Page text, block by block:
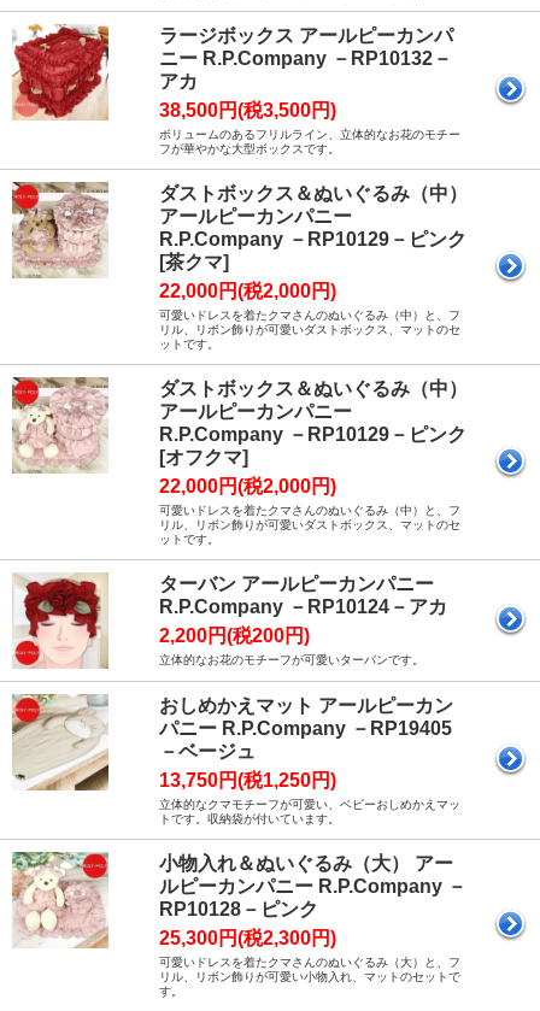
ラージボックス アールピーカンパ
ニー R.P.Company －RP10132－
アカ
38,500円(税3,500円)
ボリュームのあるフリルライン、立体的なお花のモチー
フが華やかな大型ボックスです。
ダストボックス＆ぬいぐるみ（中）
アールピーカンパニー
R.P.Company －RP10129－ピンク
[茶クマ]
22,000円(税2,000円)
可愛いドレスを着たクマさんのぬいぐるみ（中）と、フ
リル、リボン飾りが可愛いダストボックス、マットのセ
ットです。
ダストボックス＆ぬいぐるみ（中）
アールピーカンパニー
R.P.Company －RP10129－ピンク
[オフクマ]
22,000円(税2,000円)
可愛いドレスを着たクマさんのぬいぐるみ（中）と、フ
リル、リボン飾りが可愛いダストボックス、マットのセ
ットです。
ターバン アールピーカンパニー
R.P.Company －RP10124－アカ
2,200円(税200円)
立体的なお花のモチーフが可愛いターバンです。
おしめかえマット アールピーカン
パニー R.P.Company －RP19405
－ベージュ
13,750円(税1,250円)
立体的なクマモチーフが可愛い、ベビーおしめかえマッ
トです。収納袋が付いています。
小物入れ＆ぬいぐるみ（大） アー
ルピーカンパニー R.P.Company －
RP10128－ピンク
25,300円(税2,300円)
可愛いドレスを着たクマさんのぬいぐるみ（大）と、フ
リル、リボン飾りが可愛い小物入れ、マットのセットで
す。